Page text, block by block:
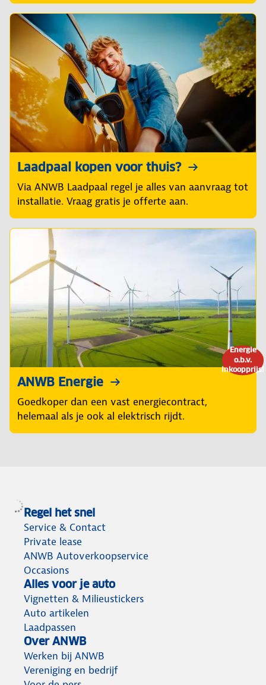
Laadpaal kopen voor thuis?
Via ANWB Laadpaal regel je alles van aanvraag tot
installatie. Vraag gratis je offerte aan.
Energie
o.b.v.
inkoopprijs!
ANWB Energie
Goedkoper dan een vast energiecontract,
helemaal als je ook al elektrisch rijdt.
Regel het snel
Service & Contact
Private lease
ANWB Autoverkoopservice
Occasions
Alles voor je auto
Vignetten & Milieustickers
Auto artikelen
Laadpassen
Over ANWB
Werken bij ANWB
Vereniging en bedrijf